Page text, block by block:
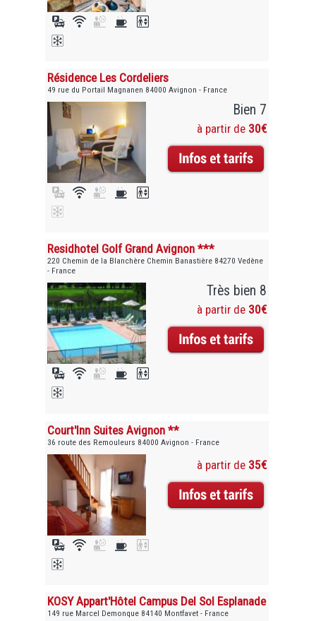
Résidence Les Cordeliers
49 rue du Portail Magnanen 84000 Avignon - France
Bien 7
à partir de 30€
Residhotel Golf Grand Avignon ***
220 Chemin de la Blanchère Chemin Banastière 84270 Vedène
- France
Très bien 8
à partir de 30€
Court'Inn Suites Avignon **
36 route des Remouleurs 84000 Avignon - France
à partir de 35€
KOSY Appart'Hôtel Campus Del Sol Esplanade
149 rue Marcel Demonque 84140 Montfavet - France